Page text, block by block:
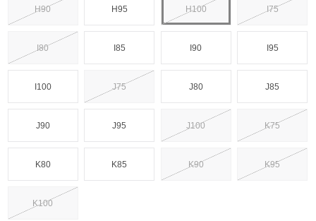
H90 H95 H100 I75
I80 I85 I90 I95
I100 J75 J80 J85
J90 J95 J100 K75
K80 K85 K90 K95
K100